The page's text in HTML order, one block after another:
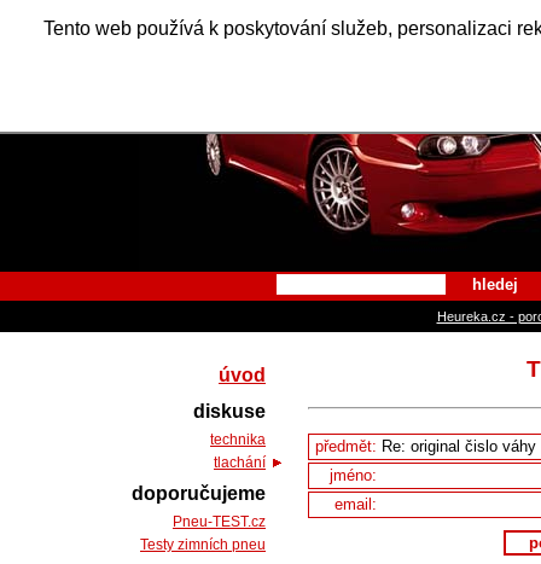
Tento web používá k poskytování služeb, personalizaci
Alfa
hledej
Heureka.cz -
předmět:
jméno:
email:
úvod
diskuse
technika
tlachání
doporučujeme
Pneu-TEST.cz
Testy zimních pneu